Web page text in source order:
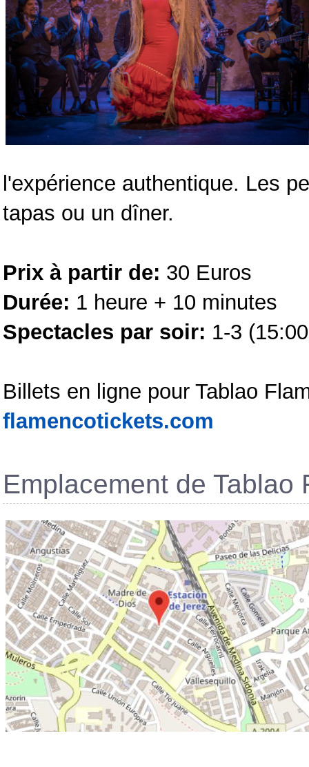
l'expérience authentique. Les
tapas ou un dîner.
Prix à partir de: 30 Euros
Durée: 1 heure + 10 minutes
Spectacles par soir: 1-3
Billets en ligne pour Tablao
flamencotickets.com
Emplacement de Tablao